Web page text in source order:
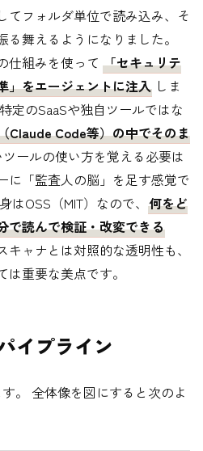
てフォルダ単位で読み込み、そ
舞えるようになりました。
仕組みを使って 「セキュリテ
」をエージェントに注入 しま
定のSaaSや独自ツールではな
Claude Code等）の中でそのま
ールの使い方を覚える必要は
に「監査人の脳」を足す感覚で
OSS（MIT）なので、 何をど
で読んで検証・改変できる
ャナとは対照的な透明性も、
重要な美点です。
イプライン
。 全体像を図にすると次のよ